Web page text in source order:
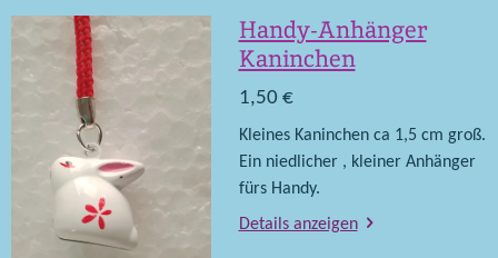
Handy-Anhänger
Kaninchen
1,50 €
Kleines Kaninchen ca 1,5 cm groß.
Ein niedlicher , kleiner Anhänger
fürs Handy.
Details anzeigen